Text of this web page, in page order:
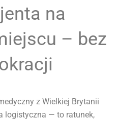
na
– bez
z Wielkiej Brytanii
logistyczna — to ratunek,